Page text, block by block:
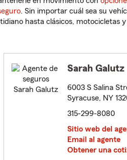
. Sin importar cuál sea su
hasta clásicos, motocicletas
Sarah Galutz
6003 S Salina
Syracuse, NY
315-299-8080
Sitio web del
Email al agente
Obtener una